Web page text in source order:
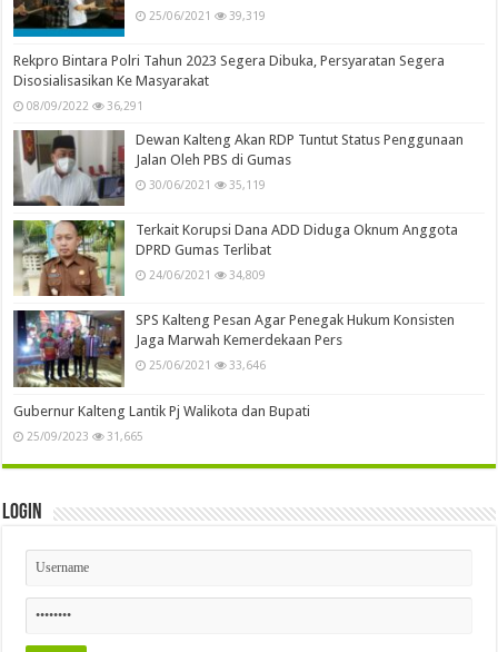
25/06/2021 39,319
Rekpro Bintara Polri Tahun 2023 Segera Dibuka, Persyaratan Segera
Disosialisasikan Ke Masyarakat
08/09/2022 36,291
Dewan Kalteng Akan RDP Tuntut Status Penggunaan
Jalan Oleh PBS di Gumas
30/06/2021 35,119
Terkait Korupsi Dana ADD Diduga Oknum Anggota
DPRD Gumas Terlibat
24/06/2021 34,809
SPS Kalteng Pesan Agar Penegak Hukum Konsisten
Jaga Marwah Kemerdekaan Pers
25/06/2021 33,646
Gubernur Kalteng Lantik Pj Walikota dan Bupati
25/09/2023 31,665
Login